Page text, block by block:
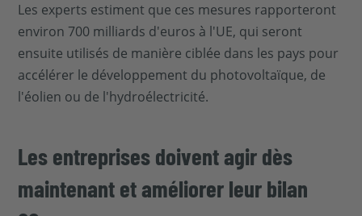
Les experts estiment que ces mesures rapporteront
environ 700 milliards d'euros à l'UE, qui seront
ensuite utilisés de manière ciblée dans les pays pour
accélérer le développement du photovoltaïque, de
l'éolien ou de l'hydroélectricité.
Les entreprises doivent agir dès
maintenant et améliorer leur bilan